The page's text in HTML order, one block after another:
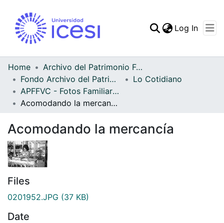
Statistics
Log In
Home
Archivo del Patrimonio Fotográfico y Fílmico del Valle del Cauca
Fondo Archivo del Patrimonio Fotográfico y Fílmico del Valle del Cauca
Lo Cotidiano
APFFVC - Fotos Familiares - Patrimonial
Acomodando la mercancía
Acomodando la mercancía
Files
0201952.JPG (37 KB)
Date